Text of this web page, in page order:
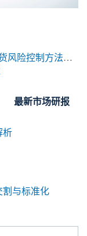
控制方法有哪些
最新市场研报
析
割与标准化